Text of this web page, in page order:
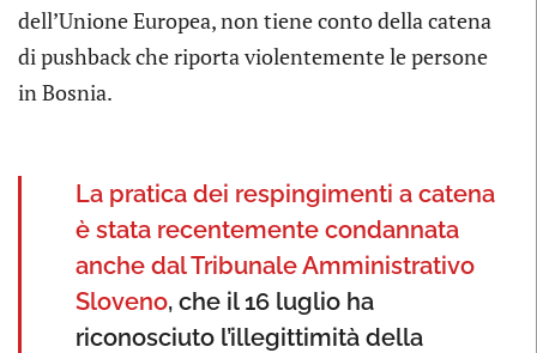
dell’Unione Europea, non tiene conto della catena
di pushback che riporta violentemente le persone
in Bosnia.
La pratica dei respingimenti a catena
è stata recentemente condannata
anche dal Tribunale Amministrativo
Sloveno, che il 16 luglio ha
riconosciuto l’illegittimità della